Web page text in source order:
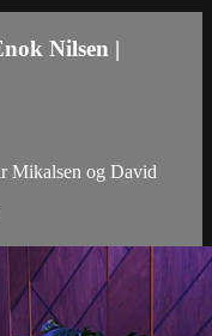
Nilsen |
Mikalsen og David